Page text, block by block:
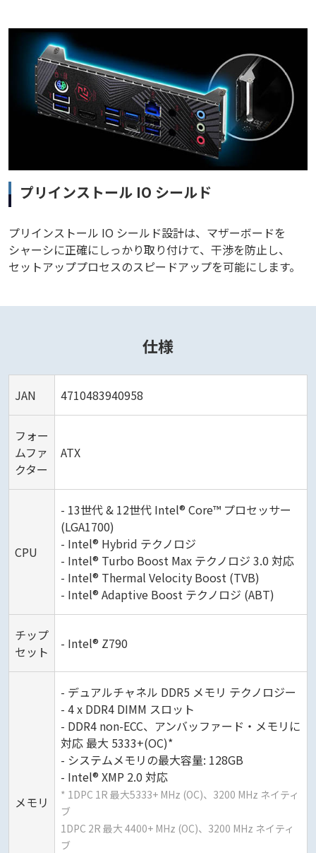
プリインストール IO シールド
プリインストール IO シールド設計は、マザーボードを
シャーシに正確にしっかり取り付けて、干渉を防止し、
セットアッププロセスのスピードアップを可能にします。
仕様
JAN 4710483940958
フォー
ムファ
クター
ATX
CPU
- 13世代 & 12世代 Intel® Core™ プロセッサー
(LGA1700)
- Intel® Hybrid テクノロジ
- Intel® Turbo Boost Max テクノロジ 3.0 対応
- Intel® Thermal Velocity Boost (TVB)
- Intel® Adaptive Boost テクノロジ (ABT)
チップ
セット
- Intel® Z790
メモリ
- デュアルチャネル DDR5 メモリ テクノロジー
- 4 x DDR4 DIMM スロット
- DDR4 non-ECC、アンバッファード・メモリに
対応 最大 5333+(OC)*
- システムメモリの最大容量: 128GB
- Intel® XMP 2.0 対応
* 1DPC 1R 最大5333+ MHz (OC)、3200 MHz ネイティ
ブ
1DPC 2R 最大 4400+ MHz (OC)、3200 MHz ネイティ
ブ